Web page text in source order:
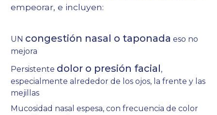
empeorar, e incluyen:
UN congestión nasal o taponada eso no
mejora
Persistente dolor o presión facial,
especialmente alrededor de los ojos, la frente y las
mejillas
Mucosidad nasal espesa, con frecuencia de color